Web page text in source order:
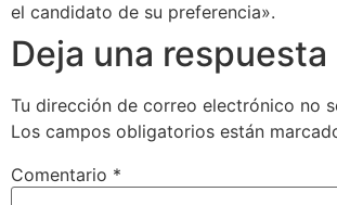
el candidato de su preferencia».
Deja una respuesta
Tu dirección de correo electrónico no
Los campos obligatorios están
Comentario *